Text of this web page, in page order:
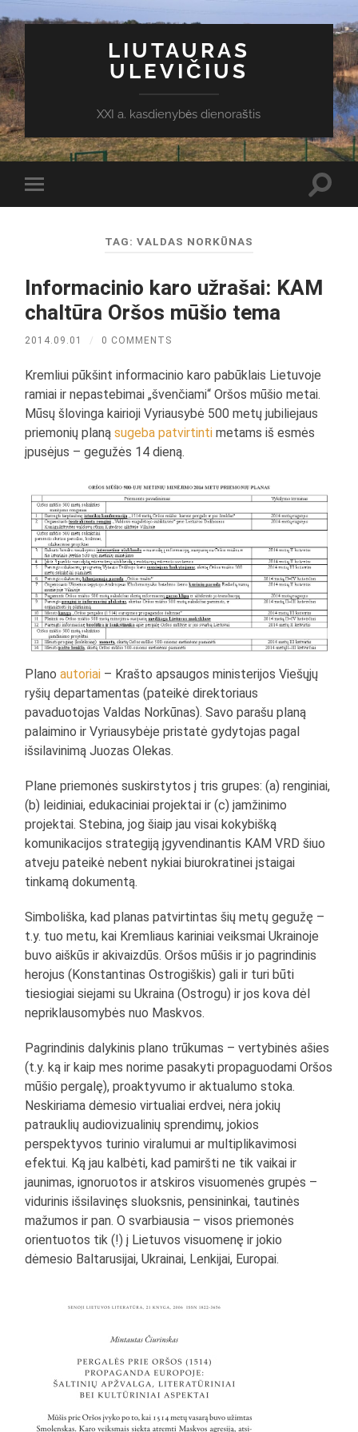
LIUTAURAS
ULEVIČIUS
XXI a. kasdienybės dienoraštis
Toggle
mobile
TAG: VALDAS NORKŪNAS
Informacinio karo užrašai: KAM
chaltūra Oršos mūšio tema
2014.09.01 / 0 COMMENTS
Kremliui pūkšint informacinio karo pabūklais Lietuvoje
ramiai ir nepastebimai „švenčiami“ Oršos mūšio metai.
Mūsų šlovinga kairioji Vyriausybė 500 metų jubiliejaus
priemonių planąsugeba patvirtinti metams iš esmės
įpusėjus – gegužės 14 dieną.
Planoautoriai – Krašto apsaugos ministerijos Viešųjų
ryšių departamentas (pateikė direktoriaus
pavaduotojas Valdas Norkūnas). Savo parašu planą
palaimino ir Vyriausybėje pristatė gydytojas pagal
išsilavinimą Juozas Olekas.
Plane priemonės suskirstytos į tris grupes: (a) renginiai,
(b) leidiniai, edukaciniai projektai ir (c) įamžinimo
projektai. Stebina, jog šiaip jau visai kokybišką
komunikacijos strategiją įgyvendinantis KAM VRD šiuo
atveju pateikė nebent nykiai biurokratinei įstaigai
tinkamą dokumentą.
Simboliška, kad planas patvirtintas šių metų gegužę –
t.y. tuo metu, kai Kremliaus kariniai veiksmai Ukrainoje
buvo aiškūs ir akivaizdūs. Oršos mūšis ir jo pagrindinis
herojus (Konstantinas Ostrogiškis) gali ir turi būti
tiesiogiai siejami su Ukraina (Ostrogu) ir jos kova dėl
nepriklausomybės nuo Maskvos.
Pagrindinis dalykinis plano trūkumas – vertybinės ašies
(t.y. ką ir kaip mes norime pasakyti propaguodami Oršos
mūšio pergalę), proaktyvumo ir aktualumo stoka.
Neskiriama dėmesio virtualiai erdvei, nėra jokių
patrauklių audiovizualinių sprendimų, jokios
perspektyvos turinio viralumui ar multiplikavimosi
efektui. Ką jau kalbėti, kad pamiršti ne tik vaikai ir
jaunimas, ignoruotos ir atskiros visuomenės grupės –
vidurinis išsilavinęs sluoksnis, pensininkai, tautinės
mažumos ir pan. O svarbiausia – visos priemonės
orientuotos tik (!) į Lietuvos visuomenę ir jokio
dėmesio Baltarusijai, Ukrainai, Lenkijai, Europai.